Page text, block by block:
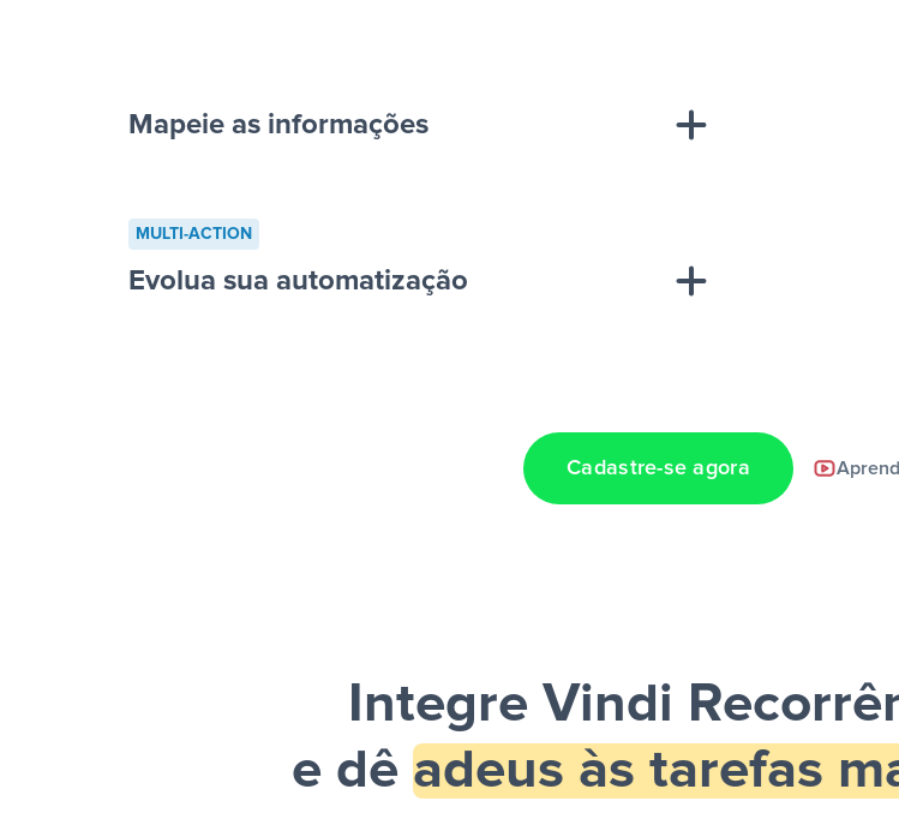
cada resposta em um anúncio”
“Adicionar dados em uma nova linha de uma
planilha”
Mapeie as informações
MULTI-ACTION
Evolua sua automatização
e uma notificação ser
Cadastre-se agora
Integre Vindi
e dê adeus às tarefas